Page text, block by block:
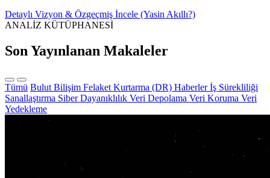
Detaylı Vizyon & Özgeçmiş İncele (Yasin Akıllı?)
ANALİZ KÜTÜPHANESİ
Son Yayınlanan Makaleler
Tümü Bulut Bilişim Felaket Kurtarma (DR) Haberlerİş Sürekliliği
Sanallaştırma Siber Dayanıklılık Veri Depolama Veri Koruma Veri
Yedekleme